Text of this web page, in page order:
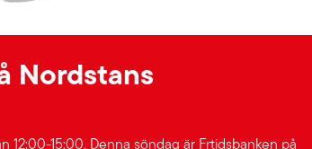
Nordstans
15:00. Denna söndag är Frtidsbanken på